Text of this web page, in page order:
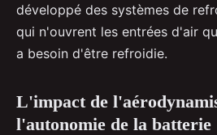
développé des systèmes de
qui n'ouvrent les entrées d'air
a besoin d'être refroidie.
L'impact de
l'autonomie de la batterie